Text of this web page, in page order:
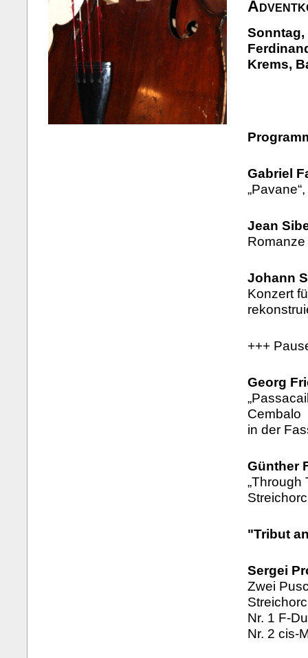
Sonntag,
Krems,
Gabriel
Jean
Johann
Konzert
+++
Georg
Cembalo
in der
Günther
„Through
"Tribut
Sergei
Zwei
Nr. 1 F-
Nr. 2 cis-